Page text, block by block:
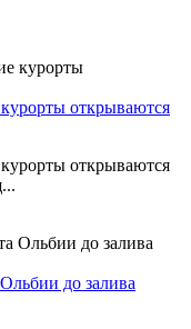
открываются
открываются
до залива